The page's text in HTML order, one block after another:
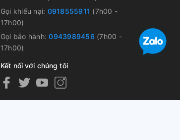
Gọi khiếu nại: 0918555911 (7h00 -
17h00)
Gọi bảo hành:0943989456 (7h00 -
17h00)
Kết nối với chúng tôi